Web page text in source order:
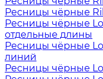
Ресницы чёрные
Ресницы чёрные
отдельные длины
Ресницы чёрные
линий
Ресницы чёрные